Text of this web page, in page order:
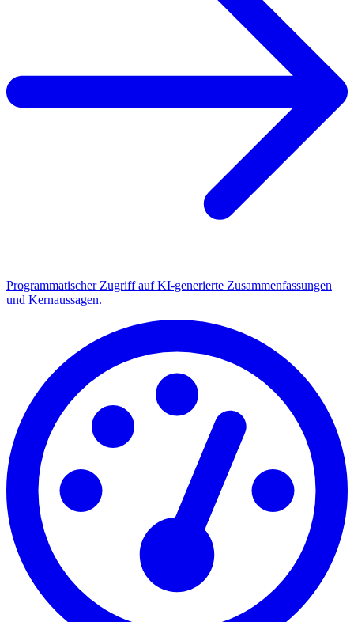
Programmatischer Zugriff auf KI-generierte Zusammenfassungen
und Kernaussagen.